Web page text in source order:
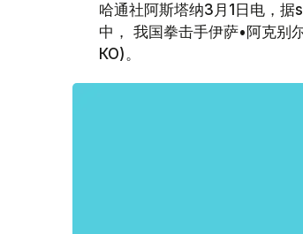
哈通社阿斯塔纳3月1日电，
中， 我国拳击手伊萨•阿克
КО)。